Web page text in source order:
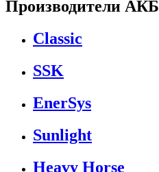
Производители АКБ
Classic
SSK
EnerSys
Sunlight
Heavy Horse